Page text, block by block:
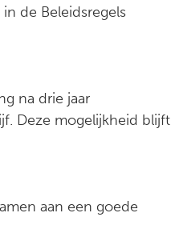
de Beleidsregels
na drie jaar
Deze mogelijkheid blijft
aan een goede